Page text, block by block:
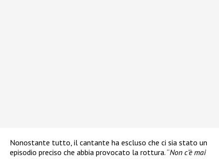
Nonostante tutto, il cantante ha escluso che ci sia stato un
episodio preciso che abbia provocato la rottura. “Non c’è mai